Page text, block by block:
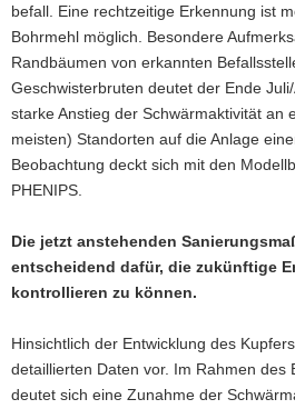
befall. Eine rechtzeitige Erkennung ist
Bohrmehl möglich. Besondere
Randbäumen von erkannten
Geschwisterbruten deutet der Ende
starke Anstieg der Schwärmaktivität an
meisten) Standorten auf die Anlage
Beobachtung deckt sich mit den
PHENIPS.
Die jetzt an­stehenden
entscheidend dafür, die zu­künftige
kontrollieren zu können.
Hinsichtlich der Entwicklung des
detaillierten Daten vor. Im Rahmen des
deutet sich eine Zunahme der